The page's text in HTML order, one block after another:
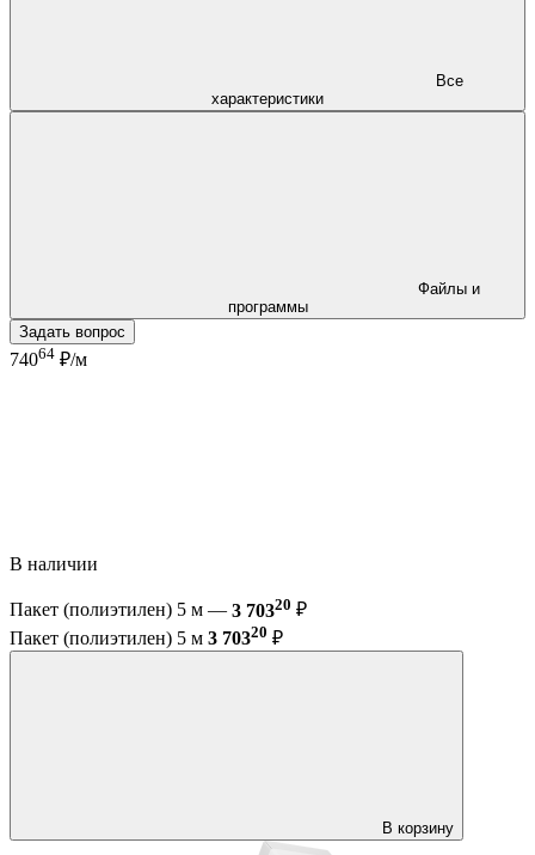
характеристики
программы
Задать вопрос
74064 ₽/м
В наличии
Пакет (полиэтилен) 5 м — 3 70320 ₽
Пакет (полиэтилен) 5 м 3 70320 ₽
В корзину